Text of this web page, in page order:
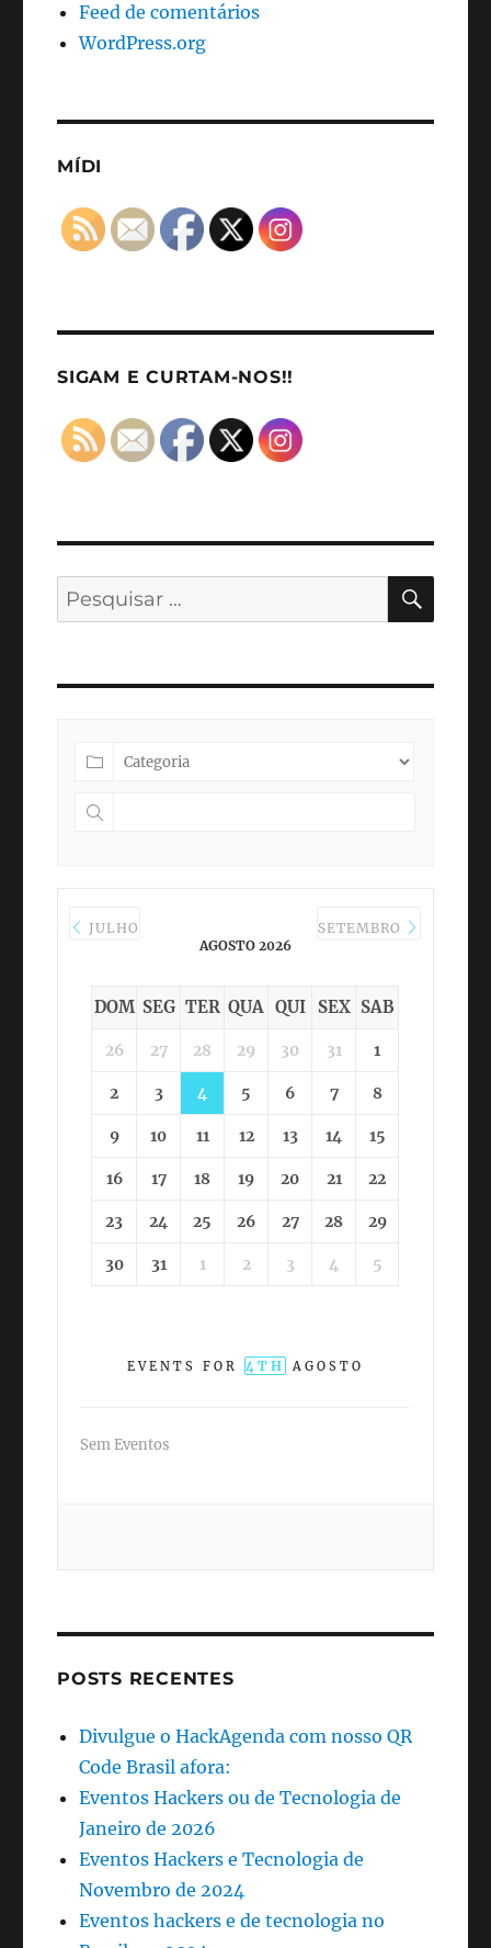
Feed de comentários
WordPress.org
MÍDI
SIGAM E CURTAM-NOS!!
Pesquisar
por:
JULHO
AGOSTO 2026
SETEMBRO
DOM SEG TER QUA QUI SEX SAB
26 27 28 29 30 31 1
2 3 4 5 6 7 8
9 10 11 12 13 14 15
16 17 18 19 20 21 22
23 24 25 26 27 28 29
30 31 1 2 3 4 5
EVENTS FOR 4TH AGOSTO
Sem Eventos
POSTS RECENTES
Divulgue o HackAgenda com nosso QR
Code Brasil afora:
Eventos Hackers ou de Tecnologia de
Janeiro de 2026
Eventos Hackers e Tecnologia de
Novembro de 2024
Eventos hackers e de tecnologia no